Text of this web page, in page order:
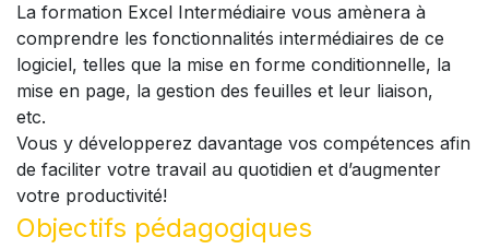
La formation Excel Intermédiaire vous amènera à
comprendre les fonctionnalités intermédiaires de ce
logiciel, telles que la mise en forme conditionnelle, la
mise en page, la gestion des feuilles et leur liaison,
etc.
Vous y développerez davantage vos compétences afin
de faciliter votre travail au quotidien et d’augmenter
votre productivité!
Objectifs pédagogiques